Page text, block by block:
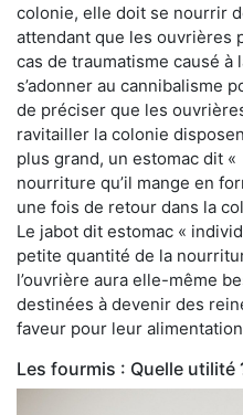
colonie, elle doit se nourrir
attendant que les ouvrières
cas de traumatisme causé à
s’adonner au cannibalisme
de préciser que les
ravitailler la colonie
plus grand, un estomac dit
nourriture qu’il mange en
une fois de retour dans la
Le jabot dit estomac «
petite quantité de la
l’ouvrière aura elle-même
destinées à devenir des
faveur pour leur
Les fourmis : Quelle utilité